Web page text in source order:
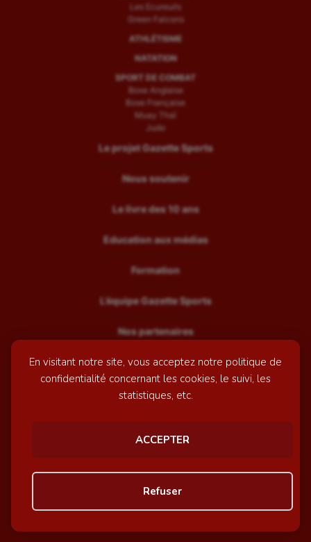
En visitant notre site, vous acceptez notre politique de
confidentialité concernant les cookies, le suivi, les
statistiques, etc.
ACCEPTER
Refuser
Les Ecureuils
Green Falcons
ATHLÉTISME
NATATION
SPORT DE COMBAT
Boxe Anglaise
Boxe Française
Muay Thaï
Judo
Le projet Gazette Sports
Nous soutenir
Le livre des 10 ans
Education aux médias
Formation
L’équipe Gazette Sports
Nos partenaires
Recrutement
Mentions légales
© GazetteSports - 2026 | Site internet réalisé par
Awelty